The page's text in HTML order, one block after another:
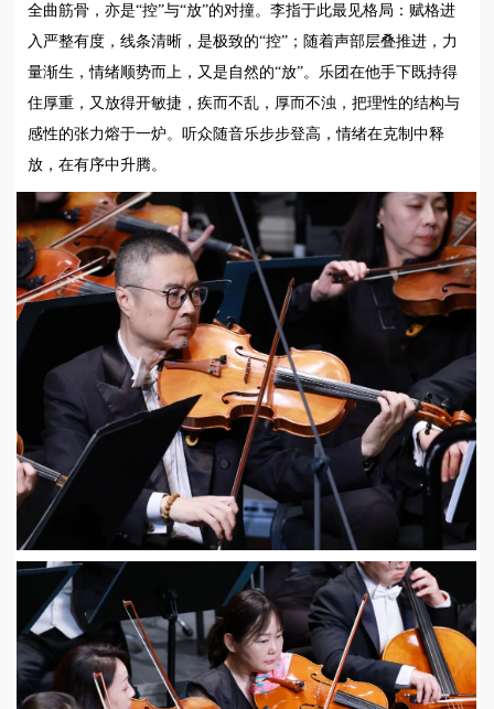
全曲筋骨，亦是“控”与“放”的对撞。李指于此最见格局：赋格进
入严整有度，线条清晰，是极致的“控”；随着声部层叠推进，力
量渐生，情绪顺势而上，又是自然的“放”。乐团在他手下既持得
住厚重，又放得开敏捷，疾而不乱，厚而不浊，把理性的结构与
感性的张力熔于一炉。听众随音乐步步登高，情绪在克制中释
放，在有序中升腾。